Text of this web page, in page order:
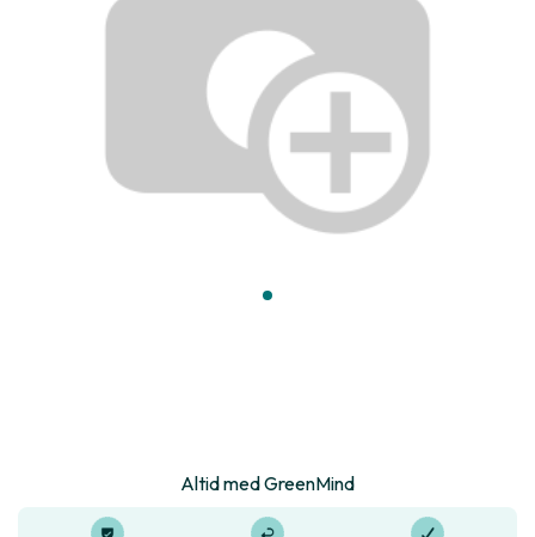
Altid med GreenMind